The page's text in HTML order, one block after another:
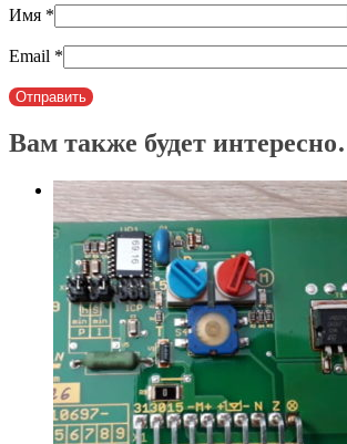
Имя *
Email *
Вам также будет